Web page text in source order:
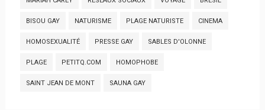
BISOU GAY NATURISME PLAGE NATURISTE CINEMA
HOMOSEXUALITÉ PRESSE GAY SABLES D'OLONNE
PLAGE PETITQ.COM HOMOPHOBE
SAINT JEAN DE MONT SAUNA GAY